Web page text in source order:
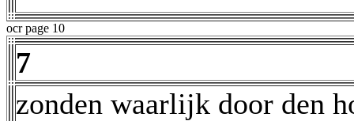
ocr page 10
7
zonden waarlijk door den